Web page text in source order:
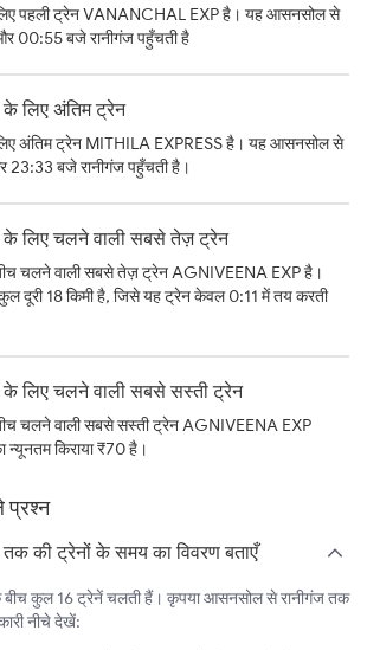
पहली ट्रेन VANANCHAL EXP है। यह आसनसोल से
00:55 बजे रानीगंज पहुँचती है
लिए अंतिम ट्रेन
अंतिम ट्रेन MITHILA EXPRESS है। यह आसनसोल से
बजे रानीगंज पहुँचती है।
लिए चलने वाली सबसे तेज़ ट्रेन
चलने वाली सबसे तेज़ ट्रेन AGNIVEENA EXP है।
दूरी 18 किमी है, जिसे यह ट्रेन केवल 0:11 में तय करती
लिए चलने वाली सबसे सस्ती ट्रेन
चलने वाली सबसे सस्ती ट्रेन AGNIVEENA EXP
किराया ₹70 है।
प्रश्न
की ट्रेनों के समय का विवरण बताएँ
कुल 16 ट्रेनें चलती हैं। कृपया आसनसोल से रानीगंज तक
नीचे देखें: